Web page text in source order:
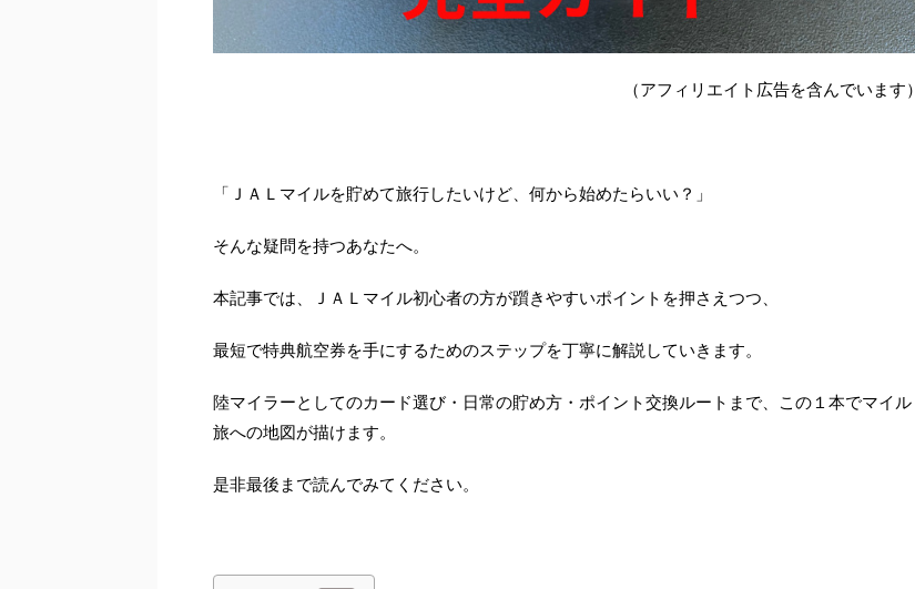
（アフィリエイト広告を含んでいます）
「ＪＡＬマイルを貯めて旅行したいけど、何から始めたらいい？」
そんな疑問を持つあなたへ。
本記事では、ＪＡＬマイル初心者の方が躓きやすいポイントを押さえつつ、
最短で特典航空券を手にするためのステップを丁寧に解説していきます。
陸マイラーとしてのカード選び・日常の貯め方・ポイント交換ルートまで、この１本でマイル
旅への地図が描けます。
是非最後まで読んでみてください。